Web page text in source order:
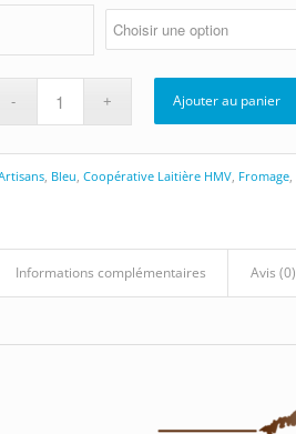
Ajouter au panier
, Bleu, Coopérative Laitière HMV, Fromage,
Informations complémentaires Avis (0)